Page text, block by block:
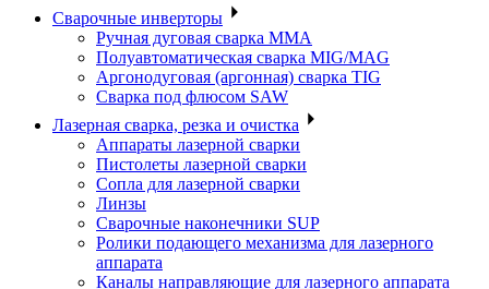
Сварочные инверторы
Ручная дуговая сварка MMA
Полуавтоматическая сварка MIG/MAG
Аргонодуговая (аргонная) сварка TIG
Сварка под флюсом SAW
Лазерная сварка, резка и очистка
Аппараты лазерной сварки
Пистолеты лазерной сварки
Сопла для лазерной сварки
Линзы
Сварочные наконечники SUP
Ролики подающего механизма для лазерного
аппарата
Каналы направляющие для лазерного аппарата